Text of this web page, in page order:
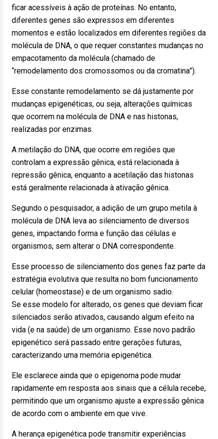
ficar acessíveis à ação de proteínas. No entanto,
diferentes genes são expressos em diferentes
momentos e estão localizados em diferentes regiões da
molécula de DNA, o que requer constantes mudanças no
empacotamento da molécula (chamado de
“remodelamento dos cromossomos ou da cromatina”).
Esse constante remodelamento se dá justamente por
mudanças epigenéticas, ou seja, alterações químicas
que ocorrem na molécula de DNA e nas histonas,
realizadas por enzimas.
A metilação do DNA, que ocorre em regiões que
controlam a expressão gênica, está relacionada à
repressão gênica, enquanto a acetilação das histonas
está geralmente relacionada à ativação gênica.
Segundo o pesquisador, a adição de um grupo metila à
molécula de DNA leva ao silenciamento de diversos
genes, impactando forma e função das células e
organismos, sem alterar o DNA correspondente.
Esse processo de silenciamento dos genes faz parte da
estratégia evolutiva que resulta no bom funcionamento
celular (homeostase) e de um organismo sadio.
Se esse modelo for alterado, os genes que deviam ficar
silenciados serão ativados, causando algum efeito na
vida (e na saúde) de um organismo. Esse novo padrão
epigenético será passado entre gerações futuras,
caracterizando uma memória epigenética.
Ele esclarece ainda que o epigenoma pode mudar
rapidamente em resposta aos sinais que a célula recebe,
permitindo que um organismo ajuste a expressão gênica
de acordo com o ambiente em que vive.
A herança epigenética pode transmitir experiências